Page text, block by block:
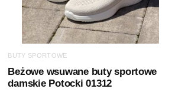
BUTY SPORTOWE
Beżowe wsuwane buty sportowe
damskie Potocki 01312